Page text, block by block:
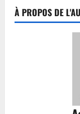
À PROPOS DE